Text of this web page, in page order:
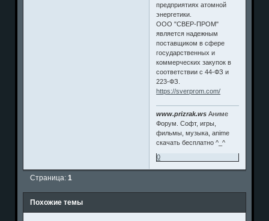
предприятиях атомной
энергетики.
ООО "СВЕР-ПРОМ"
является надежным
поставщиком в сфере
государственных и
коммерческих закупок в
соответствии с 44-ФЗ и
223-ФЗ.
https://sverprom.com/
www.prizrak.ws Аниме
Форум. Софт, игры,
фильмы, музыка, anime
скачать бесплатно ^_^
0
Страница:1
Похожие темы